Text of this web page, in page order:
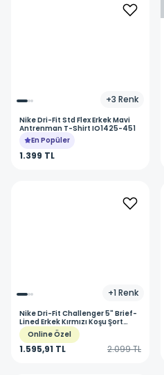
+3 Renk
NikeDri-Fit Std Flex Erkek Mavi
Antrenman T-Shirt IO1425-451
En Popüler
1.399 TL
+1 Renk
NikeDri-Fit Challenger 5" Brief-
Lined Erkek Kırmızı Koşu Şort
DV9363-696
Online Özel
1.595,91 TL 2.099 TL